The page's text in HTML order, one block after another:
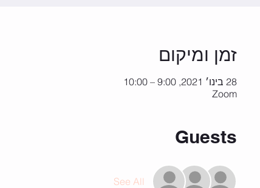
זמן ומיקום
28 בינו׳ 2021, 9:00 – 10:00
Zoom
Guests
See All